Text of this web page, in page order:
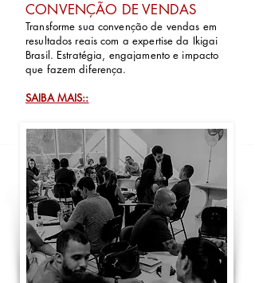
CONVENÇÃO DE VENDAS
Transforme sua convenção de vendas em
resultados reais com a expertise da Ikigai
Brasil. Estratégia, engajamento e impacto
que fazem diferença.
SAIBA MAIS::